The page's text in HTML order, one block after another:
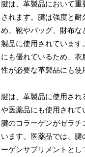
腱は、革製品において重
されます。腱は強度と耐
め、靴やバッグ、財布な
製品に使用されています
にも優れているため、衣
性が必要な革製品にも使
腱は、革製品に使用され
や医薬品にも使用されて
腱のコラーゲンがゼラチ
います。医薬品では、腱
ーゲンサプリメントとし